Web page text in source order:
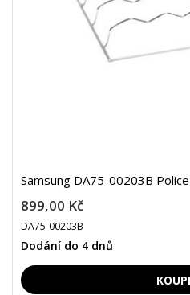
Samsung DA75-00203B
899,00 Kč
DA75-00203B
Dodání do 4 dnů